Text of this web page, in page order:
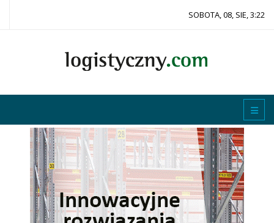
SOBOTA, 08, SIE, 3:22